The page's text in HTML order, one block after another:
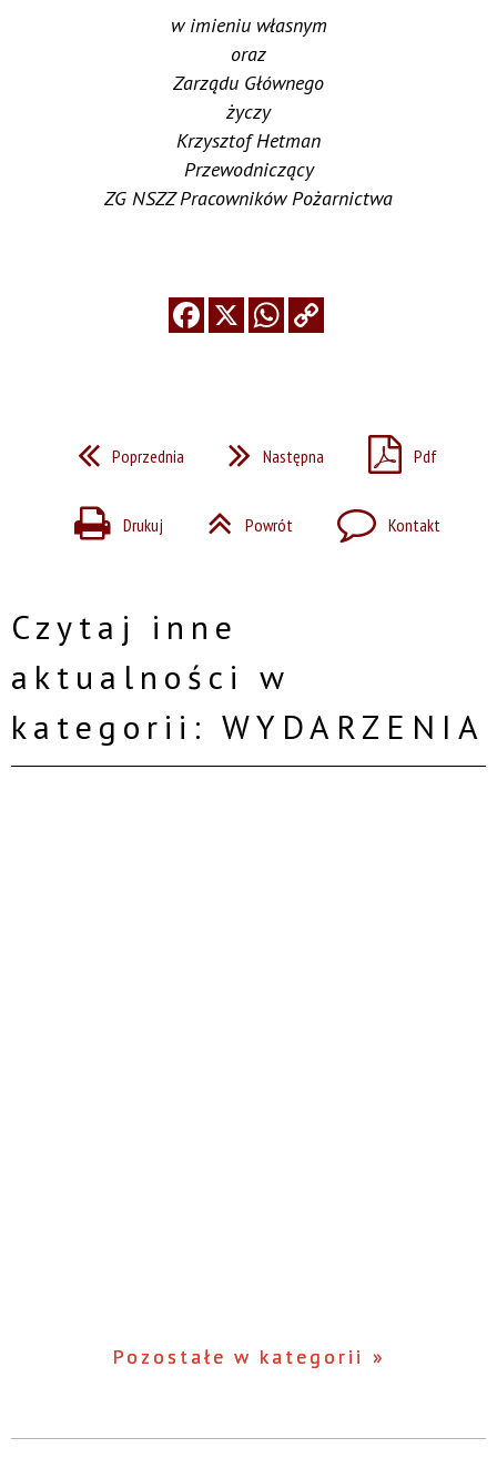
w imieniu własnym
oraz
Zarządu Głównego
życzy
Krzysztof Hetman
Przewodniczący
ZG NSZZ Pracowników Pożarnictwa
Poprzednia Następna Pdf
Drukuj Powrót Kontakt
Czytaj inne
aktualności w
kategorii: WYDARZENIA
Pozostałe w kategorii